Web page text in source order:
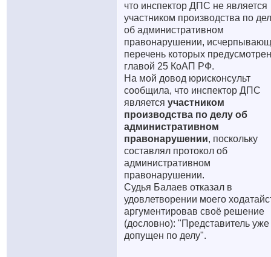
что инспектор ДПС не является
участником производства по
об административном
правонарушении,
перечень которых предусмотрен
главой 25 КоАП РФ.
На мой довод юрисконсульт
сообщила, что инспектор ДПС
является участником
производства по делу об
административном
правонарушении, поскольку
составлял протокол об
административном
правонарушении.
Судья Балаев отказал в
удовлетворении моего
аргументировав своё решение
(дословно): "Представитель уже
допущен по делу".